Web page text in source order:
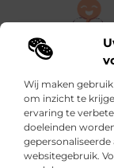
Wij maken
om inzicht te
ervaring te
doeleinden
websitegebruik.
De plek om
Verken een rijke
dagelijks
Onze